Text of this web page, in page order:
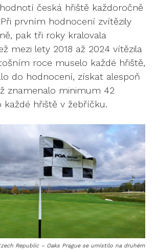
česká hřiště každoročně
prvním hodnocení zvítězily
pak tři roky kralovala
mezi lety 2018 až 2024 vítězila
roce muselo každé hřiště,
do hodnocení, získat alespoň
znamenalo minimum 42
každé hřiště v žebříčku.
Republic – Oaks Prague se umístilo na druhém